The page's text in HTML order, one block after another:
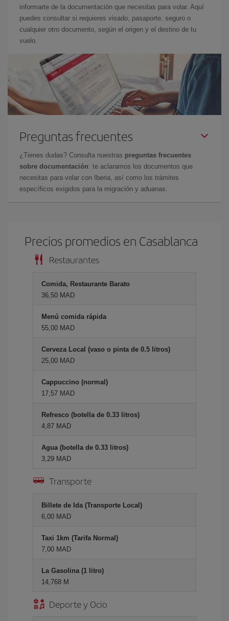
informarte de la documentación que necesitas para volar. Aquí
puedes consultar si requieres visado, pasaporte, seguro o
cualquier otro documento, según el origen y el destino de tu
vuelo.
Preguntas frecuentes
¿Tienes dudas? Consulta nuestras preguntas frecuentes
sobre documentación: te aclaramos los documentos que
necesitas para volar con Iberia, así como los trámites
específicos exigidos para la migración y aduanas.
Precios promedios en Casablanca
Restaurantes
Comida, Restaurante Barato
36,50 MAD
Menú comida rápida
55,00 MAD
Cerveza Local (vaso o pinta de 0.5 litros)
25,00 MAD
Cappuccino (normal)
17,57 MAD
Refresco (botella de 0.33 litros)
4,87 MAD
Agua (botella de 0.33 litros)
3,29 MAD
Transporte
Billete de Ida (Transporte Local)
6,00 MAD
Taxi 1km (Tarifa Normal)
7,00 MAD
La Gasolina (1 litro)
14,768 M
Deporte y Ocio